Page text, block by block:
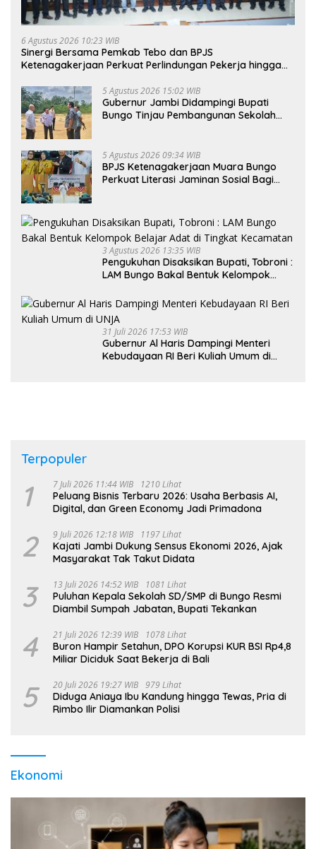
6 Agustus 2026 10:23 WIB
Sinergi Bersama Pemkab Tebo dan BPJS
Ketenagakerjaan Perkuat Perlindungan Pekerja hingga
5 Agustus 2026 15:02 WIB
Gubernur Jambi Didampingi Bupati
Bungo Tinjau Pembangunan Sekolah
5 Agustus 2026 09:34 WIB
BPJS Ketenagakerjaan Muara Bungo
Perkuat Literasi Jaminan Sosial Bagi
3 Agustus 2026 13:35 WIB
Pengukuhan Disaksikan Bupati, Tobroni :
LAM Bungo Bakal Bentuk Kelompok
31 Juli 2026 17:53 WIB
Gubernur Al Haris Dampingi Menteri
Kebudayaan RI Beri Kuliah Umum di
Terpopuler
1 7 Juli 2026 11:44 WIB 1210 Lihat
Peluang Bisnis Terbaru 2026: Usaha Berbasis AI,
Digital, dan Green Economy Jadi Primadona
2 9 Juli 2026 12:18 WIB 1197 Lihat
Kajati Jambi Dukung Sensus Ekonomi 2026, Ajak
Masyarakat Tak Takut Didata
3 13 Juli 2026 14:52 WIB 1081 Lihat
Puluhan Kepala Sekolah SD/SMP di Bungo Resmi
Diambil Sumpah Jabatan, Bupati Tekankan
4 21 Juli 2026 12:39 WIB 1078 Lihat
Buron Hampir Setahun, DPO Korupsi KUR BSI Rp4,8
Miliar Diciduk Saat Bekerja di Bali
5 20 Juli 2026 19:27 WIB 979 Lihat
Diduga Aniaya Ibu Kandung hingga Tewas, Pria di
Rimbo Ilir Diamankan Polisi
Ekonomi